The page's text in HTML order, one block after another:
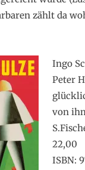
zählt da
Ingo
Peter
von
22,00
ISBN: